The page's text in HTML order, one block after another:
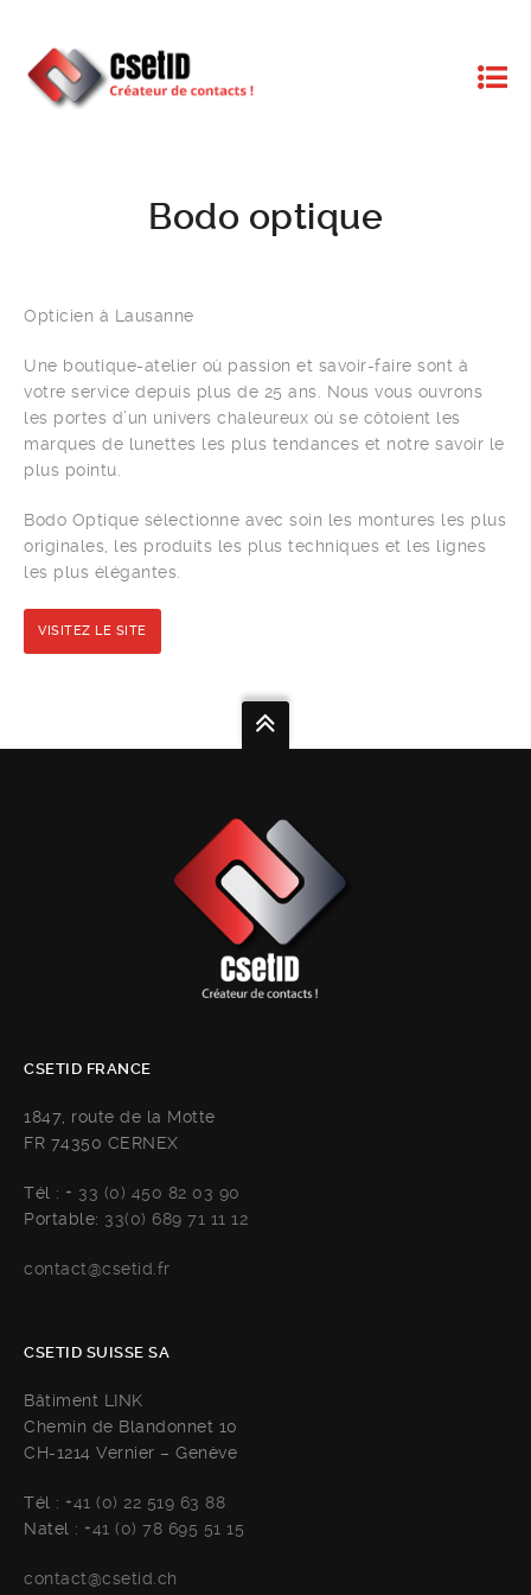
Bodo optique
Opticien à Lausanne
Une boutique-atelier où passion et savoir-faire sont à
votre service depuis plus de 25 ans. Nous vous ouvrons
les portes d’un univers chaleureux où se côtoient les
marques de lunettes les plus tendances et notre savoir le
plus pointu.
Bodo Optique sélectionne avec soin les montures les plus
originales, les produits les plus techniques et les lignes
les plus élégantes.
VISITEZ LE SITE
CSETID FRANCE
1847, route de la Motte
FR 74350 CERNEX
Tél : + 33 (0) 450 82 03 90
Portable: 33(0) 689 71 11 12
contact@csetid.fr
CSETID SUISSE SA
Bâtiment LINK
Chemin de Blandonnet 10
CH-1214 Vernier – Genève
Tél : +41 (0) 22 519 63 88
Natel : +41 (0) 78 695 51 15
contact@csetid.ch